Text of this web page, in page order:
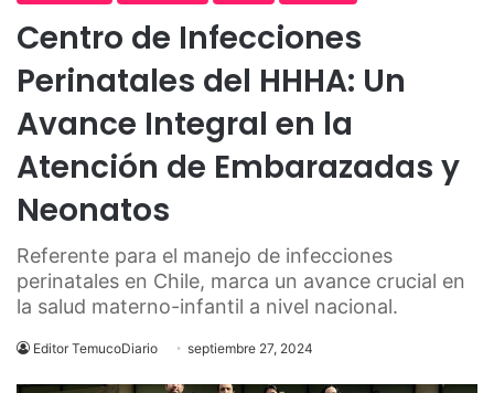
Centro de Infecciones
Perinatales del HHHA: Un
Avance Integral en la
Atención de Embarazadas y
Neonatos
Referente para el manejo de infecciones
perinatales en Chile, marca un avance crucial en
la salud materno-infantil a nivel nacional.
Editor TemucoDiario septiembre 27, 2024